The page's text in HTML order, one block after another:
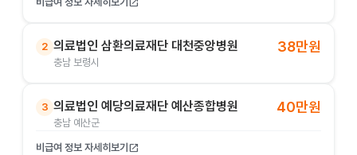
2 의료법인 삼환의료재단 대천중앙병원
충남 보령시
38만원
3 의료법인 예당의료재단 예산종합병원
충남 예산군
40만원
비급여 정보 자세히보기 open_in_new